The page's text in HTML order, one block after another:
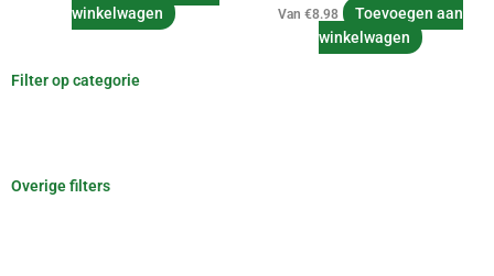
Filter op categorie
Overige filters
winkelwagen
Van€8.98
Toevoegen aan
winkelwagen